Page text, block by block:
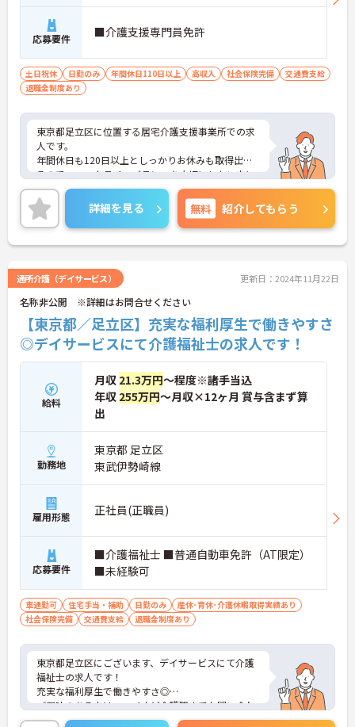
応募要件 ■介護支援専門員免許
土日祝休 日勤のみ 年間休日110日以上 高収入 社会保険完備
交通費支給
退職金制度あり
東京都足立区に位置する居宅介護支援事業所での求
人です。
年間休日も120日以上としっかりお休みも取得出来
るので、ワークライフバランスを大切にしたい方に
オススメです◎
ご興味のある方はお気軽にお問い合わせ下さい。
詳細を見る 無料 紹介してもらう
通所介護（デイサービス） 更新日：2024年11月22日
名称非公開 ※詳細はお問合せください
【東京都／足立区】充実な福利厚生で働きやすさ
◎デイサービスにて介護福祉士の求人です！
給料
月収 21.3万円～程度※諸手当込
年収 255万円～月収×12ヶ月 賞与含まず算
出
勤務地
東京都 足立区
東武伊勢崎線
雇用形態 正社員(正職員)
応募要件
■介護福祉士 ■普通自動車免許（AT限定）
■未経験可
車通勤可 住宅手当・補助 日勤のみ
産休･育休･介護休暇取得実績あり
社会保険完備
交通費支給 退職金制度あり
東京都足立区にございます、デイサービスにて介護
福祉士の求人です！
充実な福利厚生で働きやすさ◎
ご興味のある方は、マイナビ介護職までお問い合わ
せください。